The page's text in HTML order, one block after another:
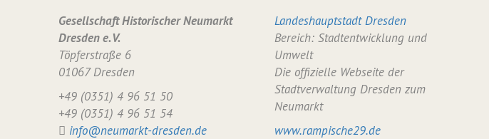
Gesellschaft Historischer Neumarkt
Dresden e. V.
Töpferstraße 6
01067 Dresden
+49 (0351) 4 96 51 50
+49 (0351) 4 96 51 54
info@neumarkt-dresden.de
Landeshauptstadt Dresden
Bereich: Stadtentwicklung und
Umwelt
Die offizielle Webseite der
Stadtverwaltung Dresden zum
Neumarkt
www.rampische29.de